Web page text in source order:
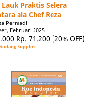
Lauk Praktis Selera
ala Chef Reza
Permadi
Februari 2025
Rp. 71.200 (20% OFF)
Supplier